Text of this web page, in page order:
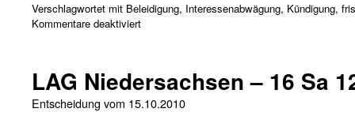
Verschlagwortet mit Beleidigung, Interessenabwägung, Kündigung,
Kommentare deaktiviert
LAG Niedersachsen – 16 Sa
Entscheidung vom 15.10.2010